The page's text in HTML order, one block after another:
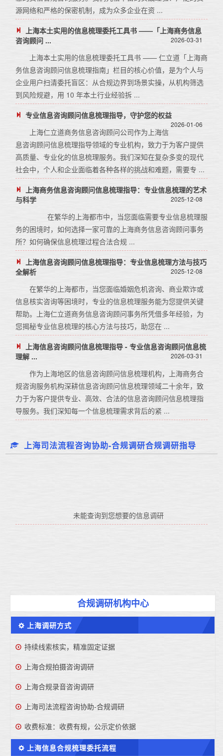
源网络和严格的保密机制，成为众多企业在资 ...
上海本土实用的信息梳理委托工具书 ——「上海商务信息
咨询顾问 ...
2026-03-31
上海本土实用的信息梳理委托工具书 —— 仁立道「上海商
务信息咨询顾问信息梳理指南」栏目的核心价值，是为个人与
企业用户扫清委托盲区：从合规边界到场景实操，从机构筛选
到风险规避，用 10 年本土行业经验拆 ...
专业信息咨询顾问信息梳理指导，守护您的权益
2026-01-06
上海仁立道商务信息咨询顾问公司作为上海信
息咨询顾问信息梳理指导领域的专业机构，致力于为客户提供
高质量、专业化的信息梳理服务。我们深知在复杂多变的现代
社会中，个人和企业面临着各种各样的挑战和难题，需要专 ...
上海商务信息咨询顾问信息梳理指导：专业信息梳理的艺术
与科学
2025-12-08
在繁华的上海都市中，当您面临需要专业信息梳理服
务的困境时，如何选择一家可靠的上海商务信息咨询顾问事务
所？如何确保信息梳理过程合法合规 ...
上海信息咨询顾问信息梳理指导：专业信息梳理方法与技巧
全解析
2025-12-08
在繁华的上海都市，当您面临婚姻危机咨询、商业欺诈或
信息核实咨询等困境时，专业的信息梳理服务能为您提供关键
帮助。上海仁立道商务信息咨询顾问事务所凭借多年经验，为
您揭秘专业信息梳理的核心方法与技巧，助您在 ...
上海信息咨询顾问信息梳理指导 - 专业信息咨询顾问信息梳
理解 ...
2026-03-31
作为上海地区的信息咨询顾问信息梳理机构，上海商务合
规咨询服务机构深耕信息咨询顾问信息梳理领域二十余年，致
力于为客户提供专业、高效、合法的信息咨询顾问信息梳理指
导服务。我们深知每一个信息梳理需求背后的紧 ...
上海司法流程咨询协助-合规调研合规调研指导
未能查询到您想要的信息调研
合规调研机构中心
上海调研方式
持续线索核实，精准固定证据
上海合规拍摄咨询调研
上海合规录音咨询调研
上海司法流程咨询协助-合规调研
收费标准：收费有规，公示定价依据
上海信息合规梳理委托流程